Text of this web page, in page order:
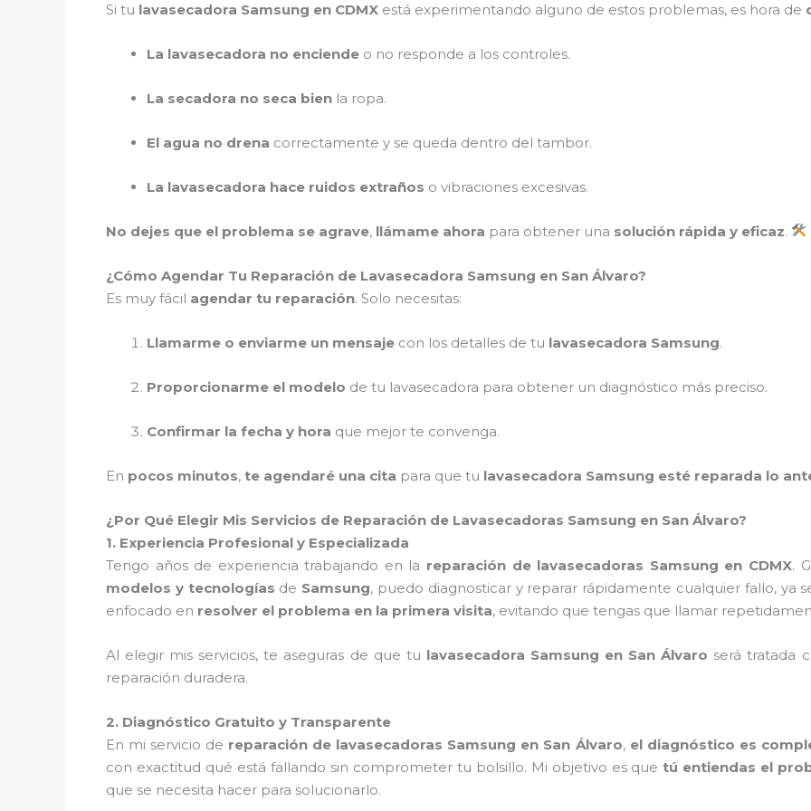
Si tu lavasecadora Samsung en CDMX está experimentando alguno de estos problemas, es hora de
La lavasecadora no enciende o no responde a los controles.
La secadora no seca bien la ropa.
El agua no drena correctamente y se queda dentro del tambor.
La lavasecadora hace ruidos extraños o vibraciones excesivas.
No dejes que el problema se agrave, llámame ahora para obtener una solución rápida y eficaz.
¿Cómo Agendar Tu Reparación de Lavasecadora Samsung en San Álvaro?
Es muy fácil agendar tu reparación. Solo necesitas:
Llamarme o enviarme un mensaje con los detalles de tu lavasecadora Samsung.
Proporcionarme el modelo de tu lavasecadora para obtener un diagnóstico más preciso.
Confirmar la fecha y hora que mejor te convenga.
En pocos minutos, te agendaré una cita para que tu lavasecadora Samsung esté reparada lo
¿Por Qué Elegir Mis Servicios de Reparación de Lavasecadoras Samsung en San Álvaro?
1. Experiencia Profesional y Especializada
Tengo años de experiencia trabajando en la reparación de lavasecadoras Samsung en CDMX.
modelos y tecnologías de Samsung, puedo diagnosticar y reparar rápidamente cualquier fallo, ya
enfocado en resolver el problema en la primera visita, evitando que tengas que llamar
Al elegir mis servicios, te aseguras de que tu lavasecadora Samsung en San Álvaro será tratada
reparación duradera.
2. Diagnóstico Gratuito y Transparente
En mi servicio de reparación de lavasecadoras Samsung en San Álvaro, el diagnóstico es
con exactitud qué está fallando sin comprometer tu bolsillo. Mi objetivo es quetú entiendas el
que se necesita hacer para solucionarlo.